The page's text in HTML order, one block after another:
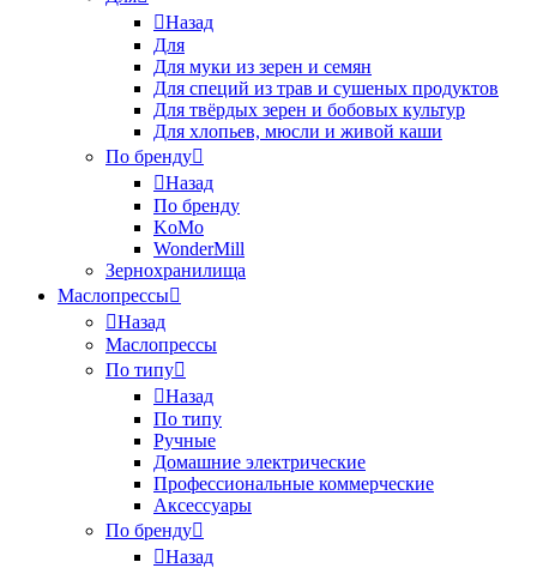
Назад
Для
Для муки из зерен и семян
Для специй из трав и сушеных продуктов
Для твёрдых зерен и бобовых культур
Для хлопьев, мюсли и живой каши
По бренду
Назад
По бренду
KoMo
WonderMill
Зернохранилища
Маслопрессы
Назад
Маслопрессы
По типу
Назад
По типу
Ручные
Домашние электрические
Профессиональные коммерческие
Аксессуары
По бренду
Назад